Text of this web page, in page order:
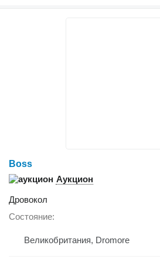
Boss
Аукцион
Дровокол
Состояние
Великобритания, Dromore